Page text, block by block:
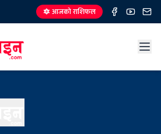
🔯 आजको राशिफल